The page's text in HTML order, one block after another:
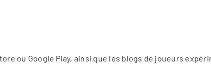
ou Google Play, ainsi que les blogs de joueurs